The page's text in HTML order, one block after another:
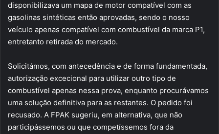
disponibilizava um mapa de motor compatível com as
gasolinas sintéticas então aprovadas, sendo o nosso
veículo apenas compatível com combustível da marca P1,
entretanto retirada do mercado.
Solicitámos, com antecedência e de forma fundamentada,
autorização excecional para utilizar outro tipo de
combustível apenas nessa prova, enquanto procurávamos
uma solução definitiva para as restantes. O pedido foi
recusado. A FPAK sugeriu, em alternativa, que não
participássemos ou que competíssemos fora da